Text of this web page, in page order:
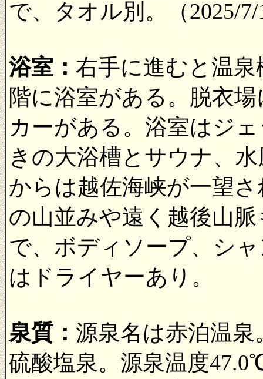
で、タオル別。（2025/
浴室： 右手に進むと温
階に浴室がある。脱衣
カーがある。浴室はジ
きの大浴槽とサウナ、
からは越佐海峡が一望
の山並みや遠く越後山
で、ボディソープ、シ
はドライヤーあり。
泉質： 源泉名は赤泊温
硫酸塩泉。源泉温度